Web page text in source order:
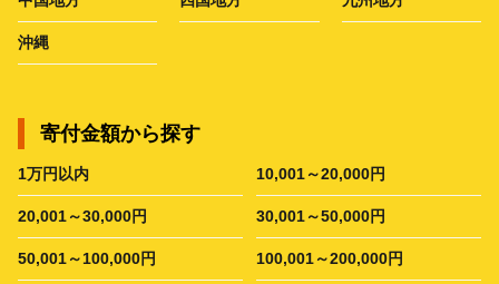
沖縄
寄付金額から探す
1万円以内 10,001～20,000円
20,001～30,000円 30,001～50,000円
50,001～100,000円 100,001～200,000円